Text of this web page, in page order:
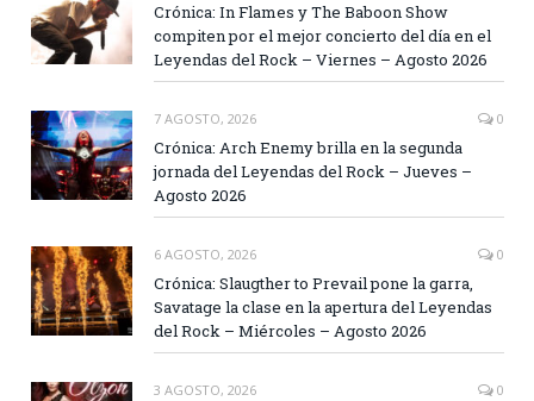
Crónica: In Flames y The Baboon Show
compiten por el mejor concierto del día en el
Leyendas del Rock – Viernes – Agosto 2026
7 AGOSTO, 2026 0
Crónica: Arch Enemy brilla en la segunda
jornada del Leyendas del Rock – Jueves –
Agosto 2026
6 AGOSTO, 2026 0
Crónica: Slaugther to Prevail pone la garra,
Savatage la clase en la apertura del Leyendas
del Rock – Miércoles – Agosto 2026
3 AGOSTO, 2026 0